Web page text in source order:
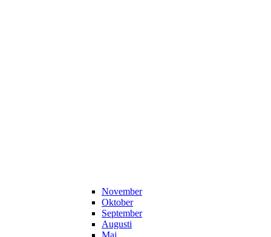
November
Oktober
September
Augusti
Maj